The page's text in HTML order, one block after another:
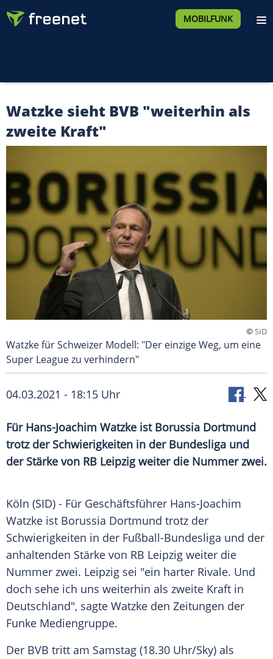
MOBILFUNK
Watzke sieht BVB "weiterhin als
zweite Kraft"
©SID
Watzke für Schweizer Modell: "Der einzige Weg, um eine
Super League zu verhindern"
04.03.2021 - 18:15 Uhr
Für Hans-Joachim Watzke ist Borussia Dortmund
trotz der Schwierigkeiten in der Bundesliga und
der Stärke von RB Leipzigweiter die Nummer zwei.
Köln (SID) - Für Geschäftsführer Hans-Joachim
Watzke ist Borussia Dortmund trotz der
Schwierigkeiten in der Fußball-Bundesliga und der
anhaltenden Stärke von RB Leipzig weiter die
Nummer zwei. Leipzig sei "ein harter Rivale. Und
doch sehe ich uns weiterhin als zweite Kraft in
Deutschland", sagte Watzke den Zeitungen der
Funke Mediengruppe.
Der BVB tritt am Samstag (18.30 Uhr/Sky) als